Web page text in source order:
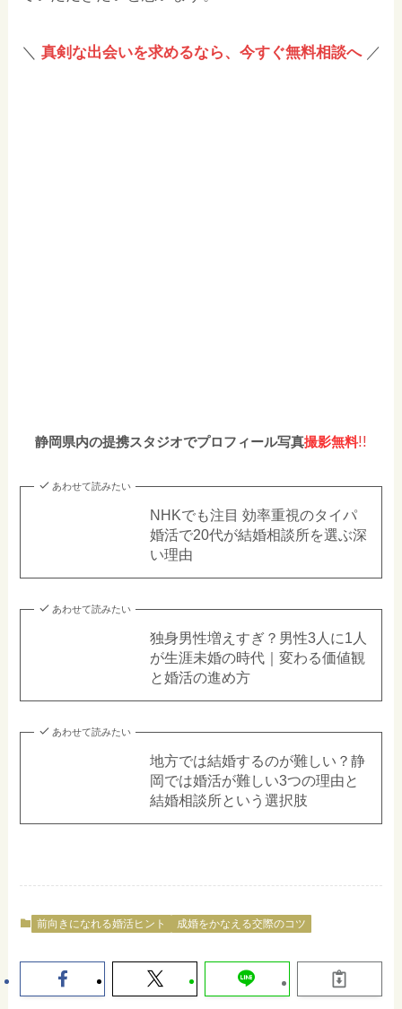
＼ 真剣な出会いを求めるなら、今すぐ無料相談へ／
静岡県内の提携スタジオでプロフィール写真撮影無料!!
あわせて読みたい
NHKでも注目 効率重視のタイパ
婚活で20代が結婚相談所を選ぶ深
い理由
あわせて読みたい
独身男性増えすぎ？男性3人に1人
が生涯未婚の時代｜変わる価値観
と婚活の進め方
あわせて読みたい
地方では結婚するのが難しい？静
岡では婚活が難しい3つの理由と
結婚相談所という選択肢
前向きになれる婚活ヒント 成婚をかなえる交際のコツ